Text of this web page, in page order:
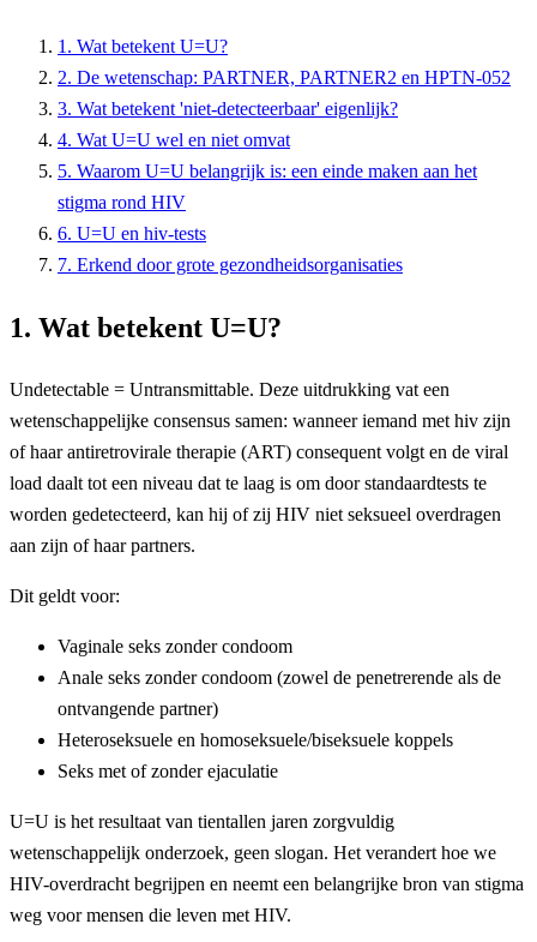
1. Wat betekent U=U?
2. De wetenschap: PARTNER, PARTNER2 en HPTN-052
3. Wat betekent 'niet-detecteerbaar' eigenlijk?
4. Wat U=U wel en niet omvat
5. Waarom U=U belangrijk is: een einde maken aan het
stigma rond HIV
6. U=U en hiv-tests
7. Erkend door grote gezondheidsorganisaties
1. Wat betekent U=U?
Undetectable = Untransmittable. Deze uitdrukking vat een
wetenschappelijke consensus samen: wanneer iemand met hiv zijn
of haar antiretrovirale therapie (ART) consequent volgt en de viral
load daalt tot een niveau dat te laag is om door standaardtests te
worden gedetecteerd, kan hij of zij HIV niet seksueel overdragen
aan zijn of haar partners.
Dit geldt voor:
Vaginale seks zonder condoom
Anale seks zonder condoom (zowel de penetrerende als de
ontvangende partner)
Heteroseksuele en homoseksuele/biseksuele koppels
Seks met of zonder ejaculatie
U=U is het resultaat van tientallen jaren zorgvuldig
wetenschappelijk onderzoek, geen slogan. Het verandert hoe we
HIV-overdracht begrijpen en neemt een belangrijke bron van stigma
weg voor mensen die leven met HIV.